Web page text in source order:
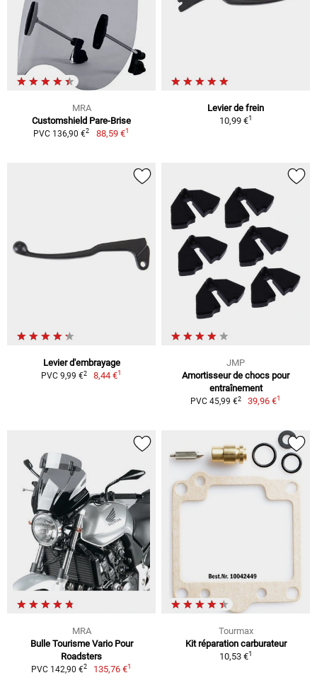
MRA
Customshield Pare-Brise
PVC 136,90 €2 88,59 €1
Levier de frein
10,99 €1
Levier d'embrayage
PVC 9,99 €2 8,44 €1
JMP
Amortisseur de chocs pour
entraînement
PVC 45,99 €2 39,96 €1
MRA
Bulle Tourisme Vario Pour
Roadsters
PVC 142,90 €2 135,76 €1
Tourmax
Kit réparation carburateur
10,53 €1